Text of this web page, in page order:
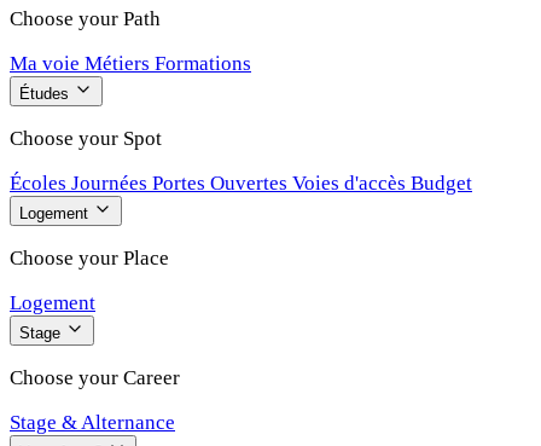
Choose your Path
Ma voie Métiers Formations
Études
Choose your Spot
Écoles Journées Portes Ouvertes Voies d'accès Budget
Logement
Choose your Place
Logement
Stage
Choose your Career
Stage & Alternance